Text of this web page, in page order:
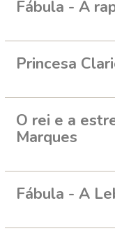
Fábula - A
Princesa
O rei e a
Marques
Fábula - A